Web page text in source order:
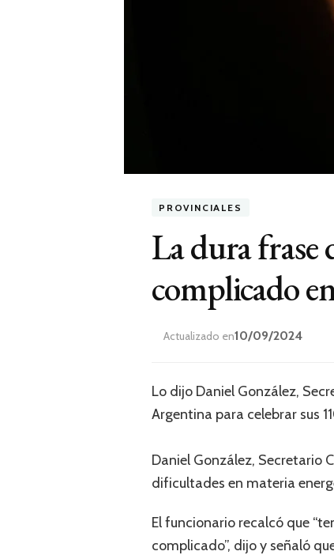
PROVINCIALES
La dura frase
complicado
Actualizado en10/09/2024
Lo dijo Daniel González,
Argentina para celebrar sus
Daniel González, Secretario
dificultades en materia
El funcionario recalcó que
complicado”, dijo y señaló